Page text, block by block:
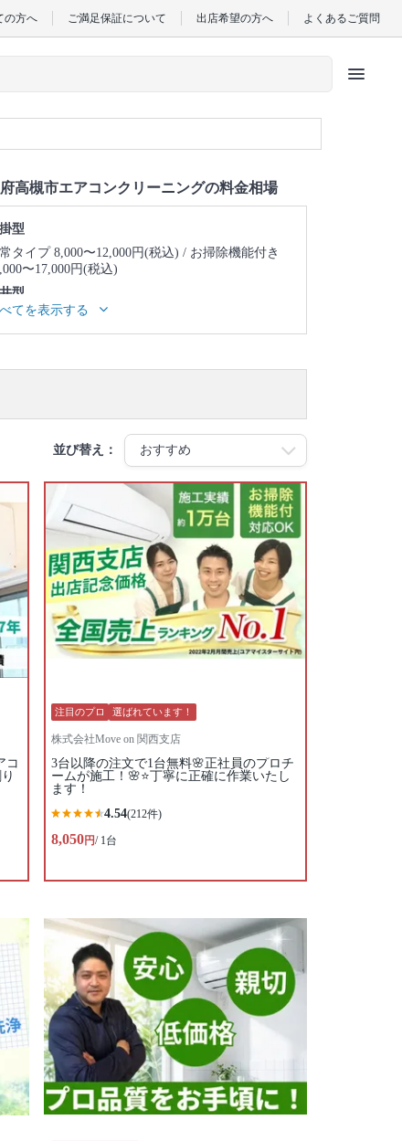
の方へ ご満足保証について 出店希望の方へ よくあるご質問
menu
高槻市エアコンクリーニングの料金相場
型
タイプ 8,000〜12,000円(税込)
お掃除機能付き
〜17,000円(税込)
型
埋め込み型1方向 23,000〜27,000円(税込)
込み型2方向 25,000〜29,000円(税込)
天井埋め
〜27,000円(税込)
てを表示する
並び替え：
コ
注目のプロ 選ばれています！
株式会社Move on 関西支店
3台以降の注文で1台無料🌸正社員のプロチ
ームが施工！🌸⭐️丁寧に正確に作業いたし
ます！
4.54(212件)
8,050円/ 1台